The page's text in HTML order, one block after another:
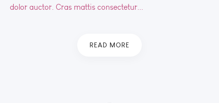
dolor auctor. Cras mattis consectetur...
READ MORE